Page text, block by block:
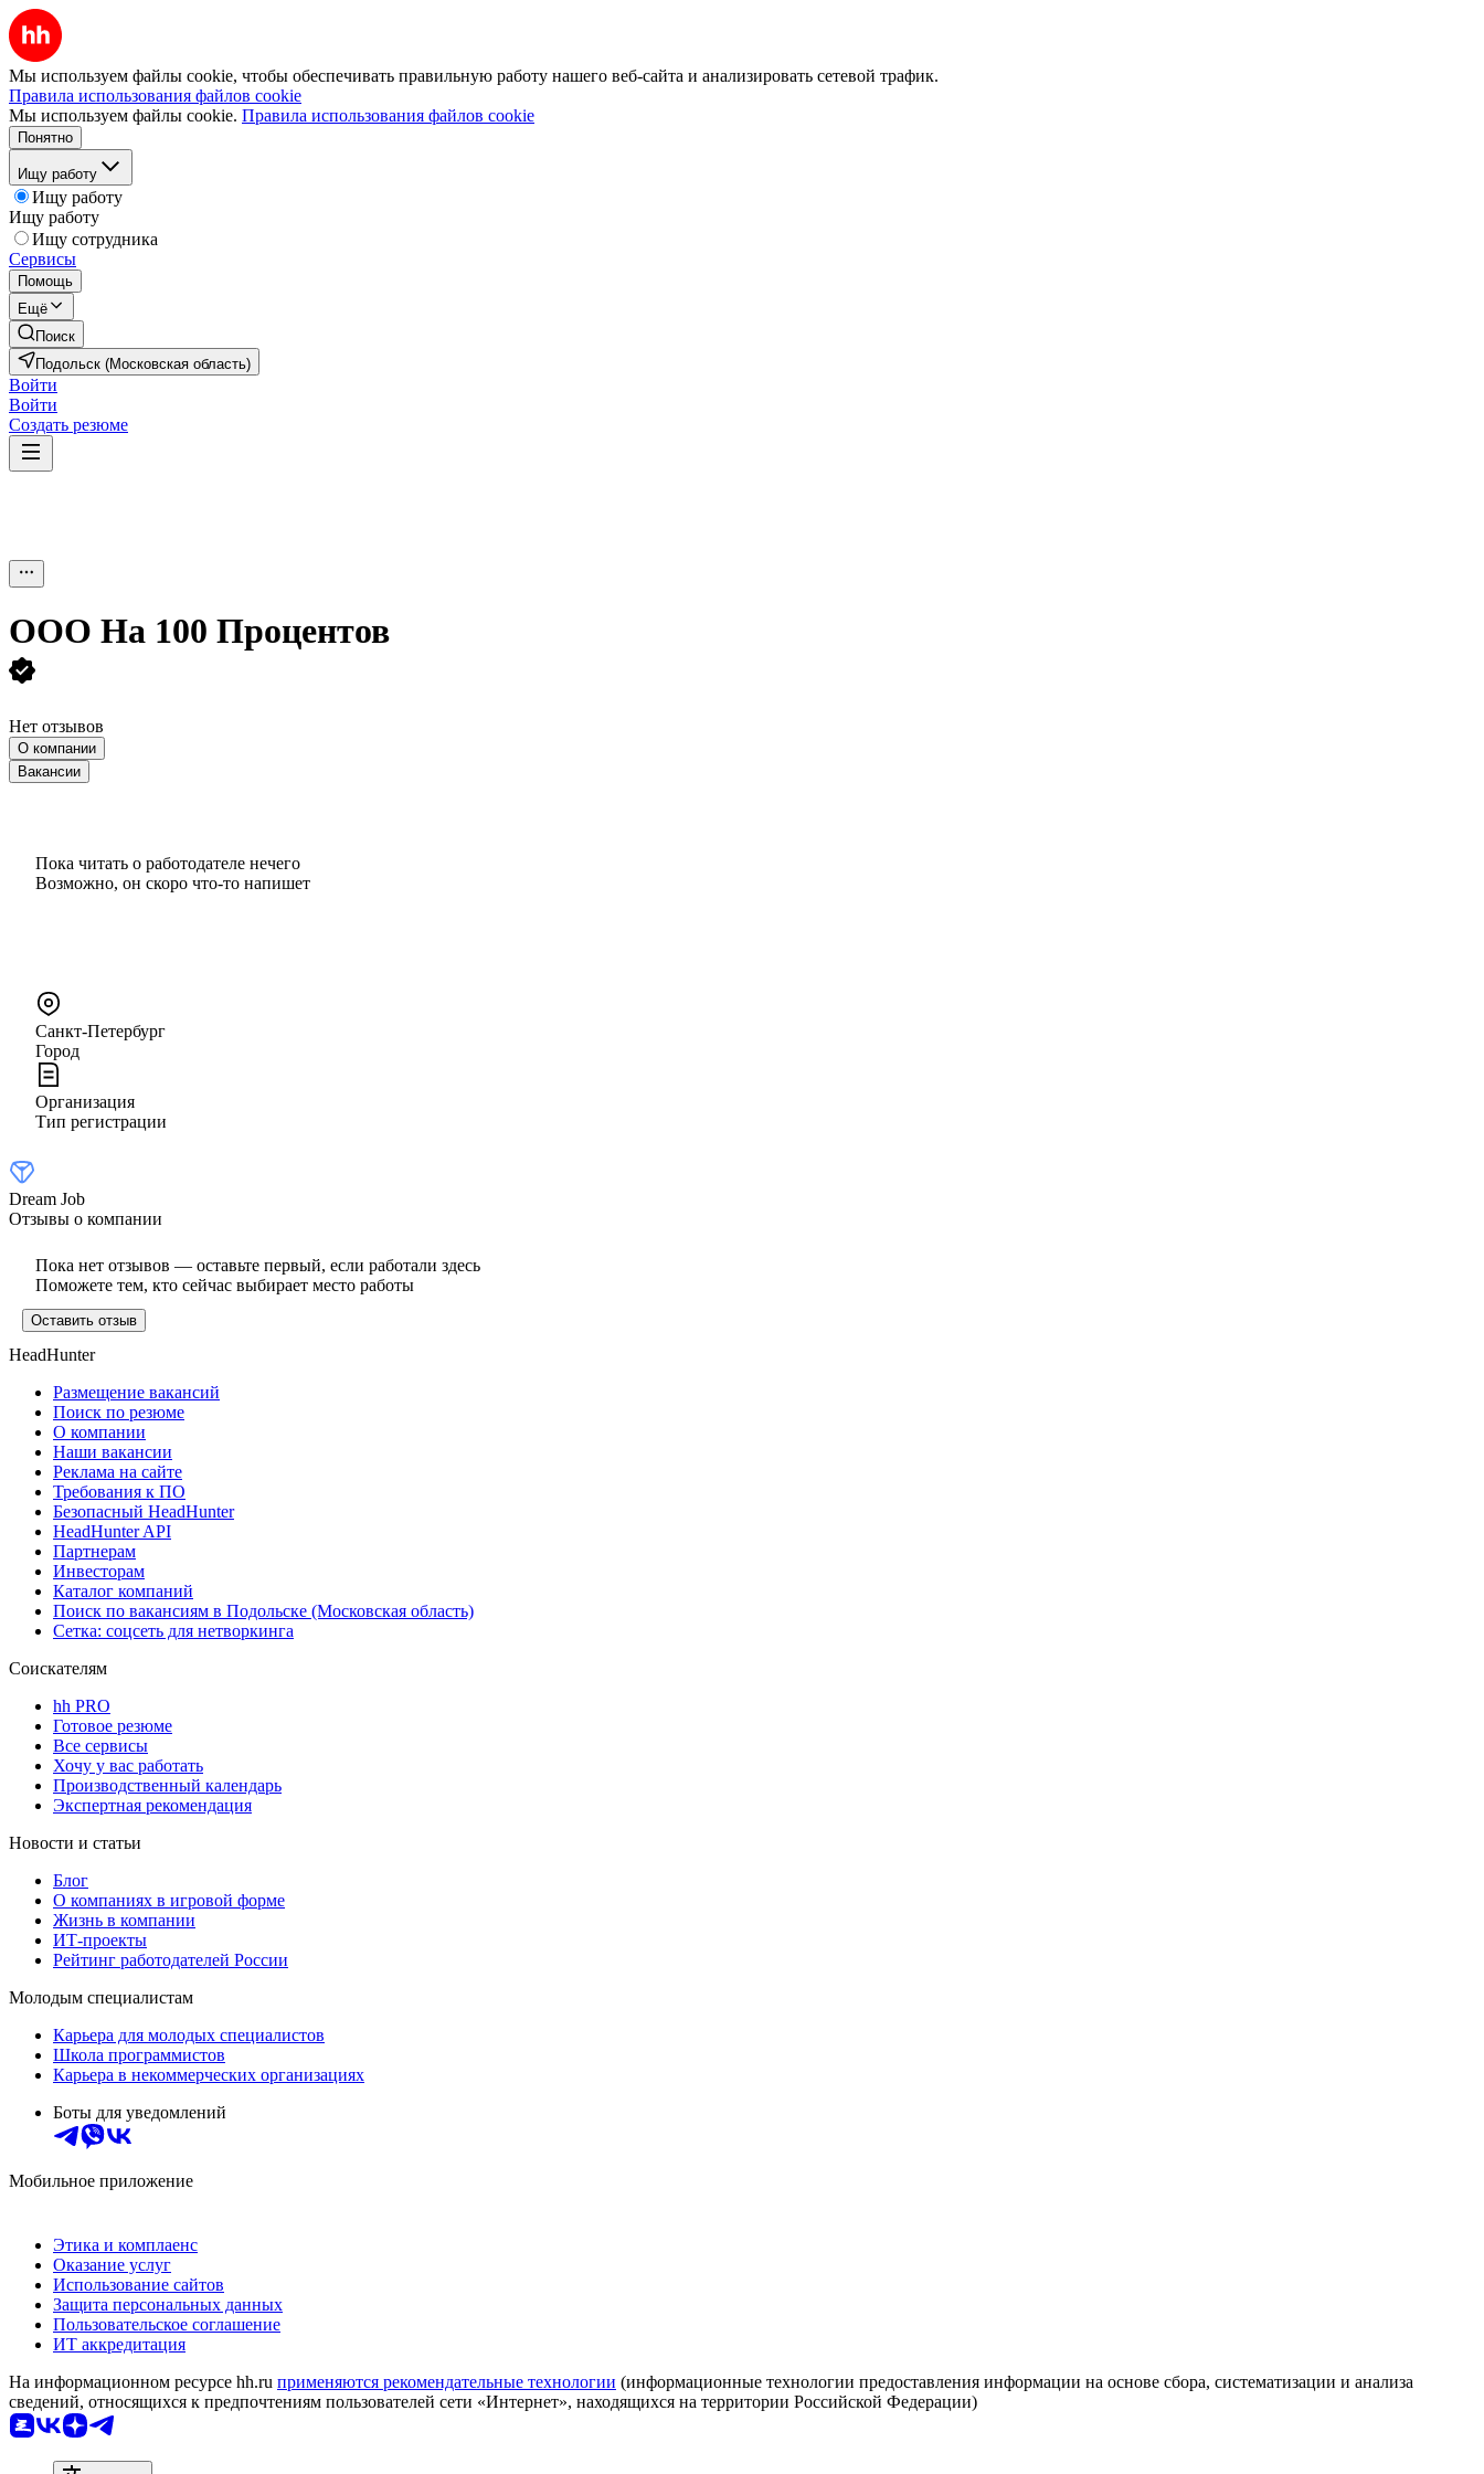
Мы используем файлы cookie, чтобы обеспечивать правильную работу нашего веб-сайта и анализировать сетевой трафик.
Правила использования файлов cookie
Мы используем файлы cookie. Правила использования файлов cookie
Понятно
Ищу работу
Ищу работу
Ищу работу
Ищу сотрудника
Сервисы
Помощь
Ещё
Поиск
Подольск (Московская область)
Войти
Войти
Создать резюме
ООО На 100 Процентов
Нет отзывов
О компании
Вакансии
Пока читать о работодателе нечего
Возможно, он скоро что‑то напишет
Санкт-Петербург
Город
Организация
Тип регистрации
Dream Job
Отзывы о компании
Пока нет отзывов — оставьте первый, если работали здесь
Поможете тем, кто сейчас выбирает место работы
Оставить отзыв
HeadHunter
Размещение вакансий
Поиск по резюме
О компании
Наши вакансии
Реклама на сайте
Требования к ПО
Безопасный HeadHunter
HeadHunter API
Партнерам
Инвесторам
Каталог компаний
Поиск по вакансиям в Подольске (Московская область)
Сетка: соцсеть для нетворкинга
Соискателям
hh PRO
Готовое резюме
Все сервисы
Хочу у вас работать
Производственный календарь
Экспертная рекомендация
Новости и статьи
Блог
О компаниях в игровой форме
Жизнь в компании
ИТ-проекты
Рейтинг работодателей России
Молодым специалистам
Карьера для молодых специалистов
Школа программистов
Карьера в некоммерческих организациях
Боты для уведомлений
Мобильное приложение
Этика и комплаенс
Оказание услуг
Использование сайтов
Защита персональных данных
Пользовательское соглашение
ИТ аккредитация
На информационном ресурсе hh.ru применяются рекомендательные технологии (информационные технологии предоставления информации на основе сбора, систематизации и анализа
сведений, относящихся к предпочтениям пользователей сети «Интернет», находящихся на территории Российской Федерации)